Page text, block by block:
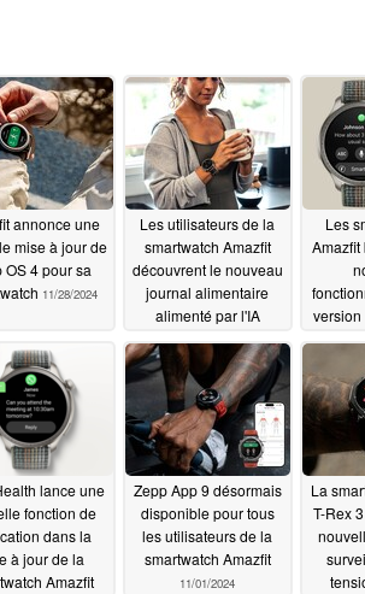
annonce une
mise à jour de
OS 4 pour sa
11/28/2024
Les utilisateurs de la
smartwatch Amazfit
découvrent le nouveau
journal alimentaire
alimenté par l'IA
11/25/2024
Les
version
lance une
fonction de
dans la
à jour de la
Amazfit
Zepp App 9 désormais
disponible pour tous
les utilisateurs de la
smartwatch Amazfit
11/01/2024
La
T-Rex